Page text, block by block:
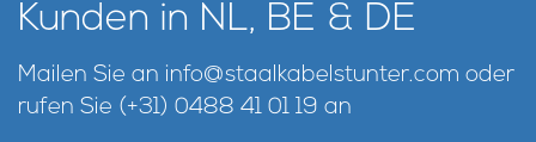
Kunden in NL, BE & DE
Mailen Sie an info@staalkabelstunter.com oder
rufen Sie (+31) 0488 41 01 19 an